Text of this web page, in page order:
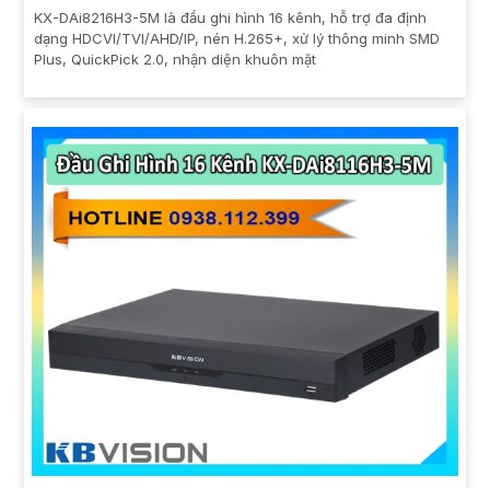
KX-DAi8216H3-5M là đầu ghi hình 16 kênh, hỗ trợ đa định
dạng HDCVI/TVI/AHD/IP, nén H.265+, xử lý thông minh SMD
Plus, QuickPick 2.0, nhận diện khuôn mặt